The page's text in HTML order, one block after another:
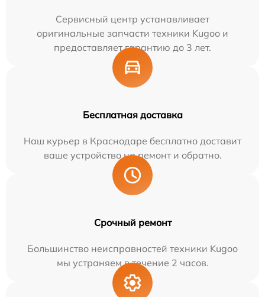
Сервисный центр устанавливает
оригинальные запчасти техники Kugoo и
предоставляет гарантию до 3 лет.
Бесплатная доставка
Наш курьер в Краснодаре бесплатно доставит
ваше устройство на ремонт и обратно.
Срочный ремонт
Большинство неисправностей техники Kugoo
мы устраняем в течение 2 часов.